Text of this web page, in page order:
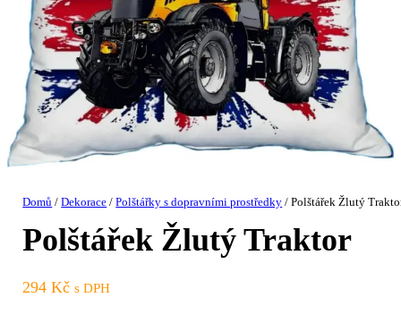
Domů /Dekorace /Polštářky s dopravními prostředky / Polštářek Žlutý
Polštářek Žlutý Traktor
294Kč s DPH